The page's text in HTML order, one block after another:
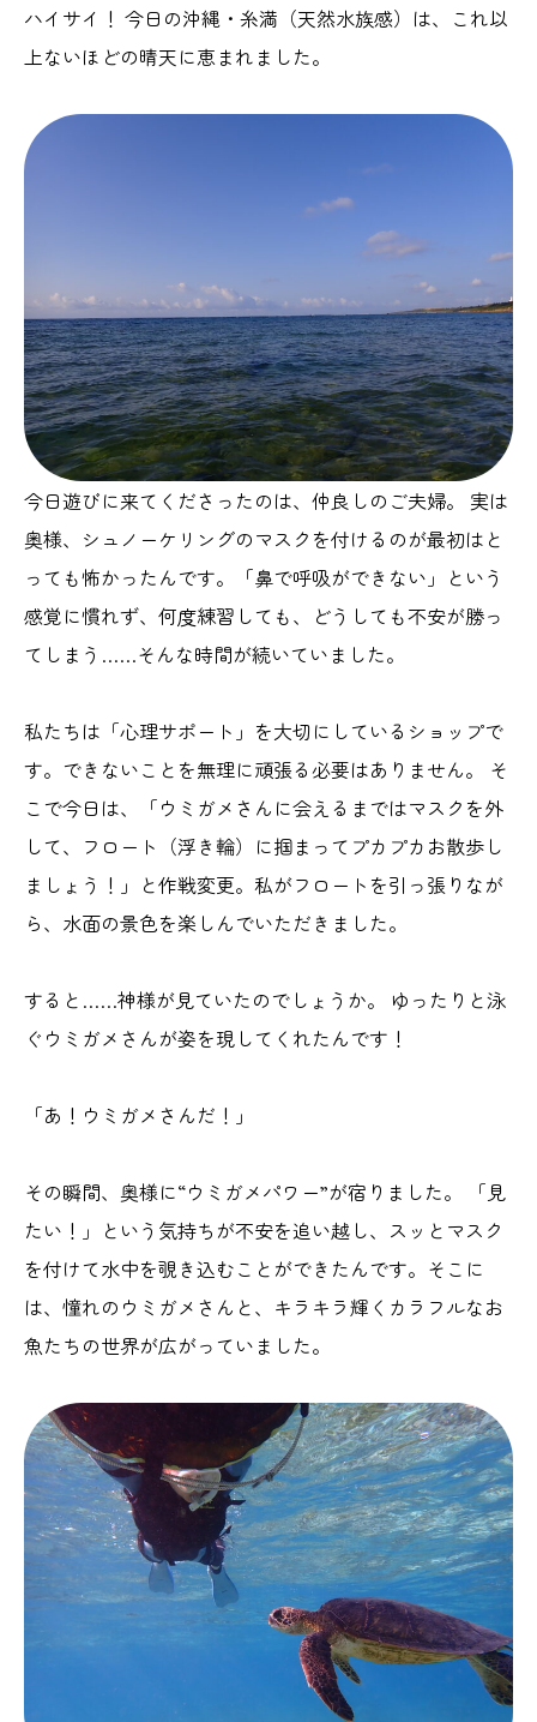
ハイサイ！ 今日の沖縄・糸満（天然水族感）は、これ以
上ないほどの晴天に恵まれました。
今日遊びに来てくださったのは、仲良しのご夫婦。 実は
奥様、シュノーケリングのマスクを付けるのが最初はと
っても怖かったんです。「鼻で呼吸ができない」という
感覚に慣れず、何度練習しても、どうしても不安が勝っ
てしまう……そんな時間が続いていました。
私たちは「心理サポート」を大切にしているショップで
す。できないことを無理に頑張る必要はありません。 そ
こで今日は、「ウミガメさんに会えるまではマスクを外
して、フロート（浮き輪）に掴まってプカプカお散歩し
ましょう！」と作戦変更。私がフロートを引っ張りなが
ら、水面の景色を楽しんでいただきました。
すると……神様が見ていたのでしょうか。 ゆったりと泳
ぐウミガメさんが姿を現してくれたんです！
「あ！ウミガメさんだ！」
その瞬間、奥様に“ウミガメパワー”が宿りました。 「見
たい！」という気持ちが不安を追い越し、スッとマスク
を付けて水中を覗き込むことができたんです。そこに
は、憧れのウミガメさんと、キラキラ輝くカラフルなお
魚たちの世界が広がっていました。